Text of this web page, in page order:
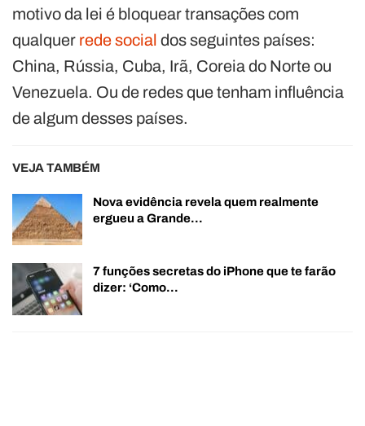
motivo da lei é bloquear transações com
qualquer rede social dos seguintes países:
China, Rússia, Cuba, Irã, Coreia do Norte ou
Venezuela. Ou de redes que tenham influência
de algum desses países.
VEJA TAMBÉM
Nova evidência revela quem realmente
ergueu a Grande…
7 funções secretas do iPhone que te farão
dizer: ‘Como…